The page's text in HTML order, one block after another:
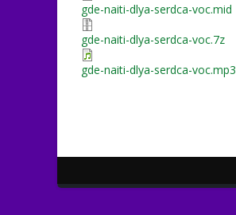
gde-naiti-dlya-serdca-voc.mid
gde-naiti-dlya-serdca-voc.7z
gde-naiti-dlya-serdca-voc.mp3